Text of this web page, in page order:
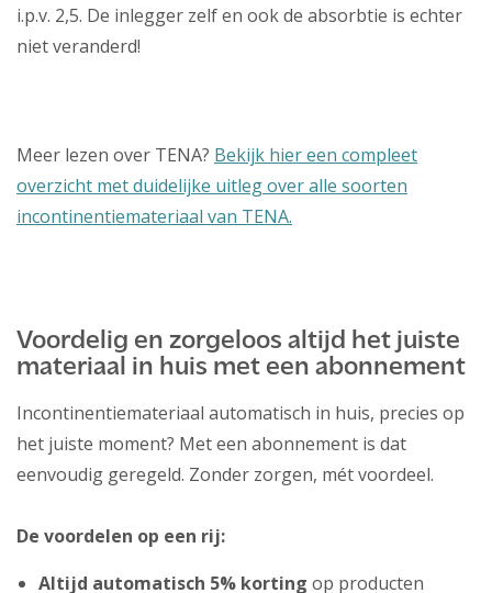
i.p.v. 2,5. De inlegger zelf en ook de absorbtie is echter
niet veranderd!
Meer lezen over TENA? Bekijk hier een compleet
overzicht met duidelijke uitleg over alle soorten
incontinentiemateriaal van TENA.
Voordelig en zorgeloos altijd het juiste
materiaal in huis met een abonnement
Incontinentiemateriaal automatisch in huis, precies op
het juiste moment? Met een abonnement is dat
eenvoudig geregeld. Zonder zorgen, mét voordeel.
De voordelen op een rij:
Altijd automatisch 5% korting op producten